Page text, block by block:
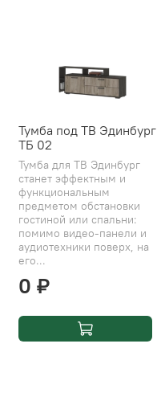
Тумба под ТВ Эдинбург
ТБ 02
Тумба для ТВ Эдинбург
станет эффектным и
функциональным
предметом обстановки
гостиной или спальни:
помимо видео-панели и
аудиотехники поверх, на
его...
0 ₽